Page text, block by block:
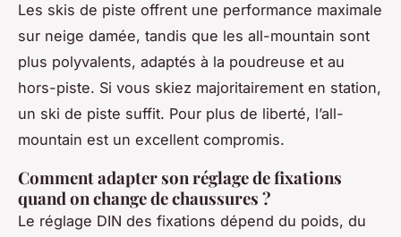
Les skis de piste offrent une performance maximale
sur neige damée, tandis que les all-mountain sont
plus polyvalents, adaptés à la poudreuse et au
hors-piste. Si vous skiez majoritairement en station,
un ski de piste suffit. Pour plus de liberté, l’all-
mountain est un excellent compromis.
Comment adapter son réglage de fixations
quand on change de chaussures ?
Le réglage DIN des fixations dépend du poids, du